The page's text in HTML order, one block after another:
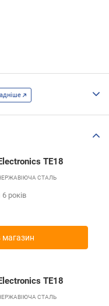
TE18
років
магазин
TE18